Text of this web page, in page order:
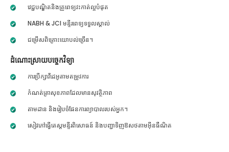
វេជ្ជបណ្ឌិតនិងគ្រូពេទ្យវះកាត់ល្អបំផុត
NABH & JCI មន្ទីរពេទ្យទទួលស្គាល់
ជម្រើសពិគ្រោះយោបល់ច្រើន។
ដំណោះស្រាយបច្ចេកវិទ្យា
ការប្រឹក្សាវីដេអូតាមតម្រូវការ
កំណត់ត្រាសុខភាពដែលមានសុវត្ថិភាព
តាមដាន និងរៀបចំផែនការព្យាបាលរបស់អ្នក។
សៀវភៅធ្វើតេស្តមន្ទីរពិសោធន៍ និងបញ្ជាទិញឱសថតាមអ៊ីនធឺណិត